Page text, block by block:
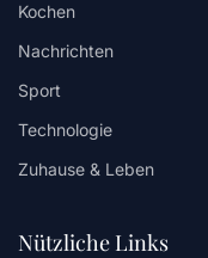
Kochen
Nachrichten
Sport
Technologie
Zuhause & Leben
Nützliche Links